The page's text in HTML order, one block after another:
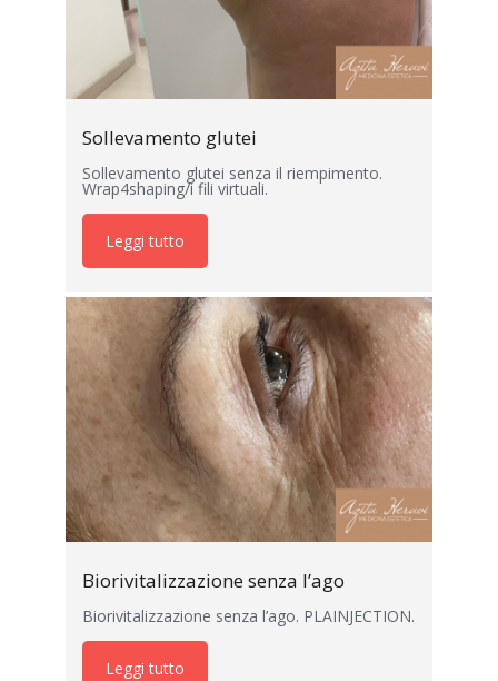
Sollevamento glutei
Sollevamento glutei senza il riempimento.
Wrap4shaping/i fili virtuali.
Leggi tutto
Biorivitalizzazione senza l’ago
Biorivitalizzazione senza l’ago. PLAINJECTION.
Leggi tutto